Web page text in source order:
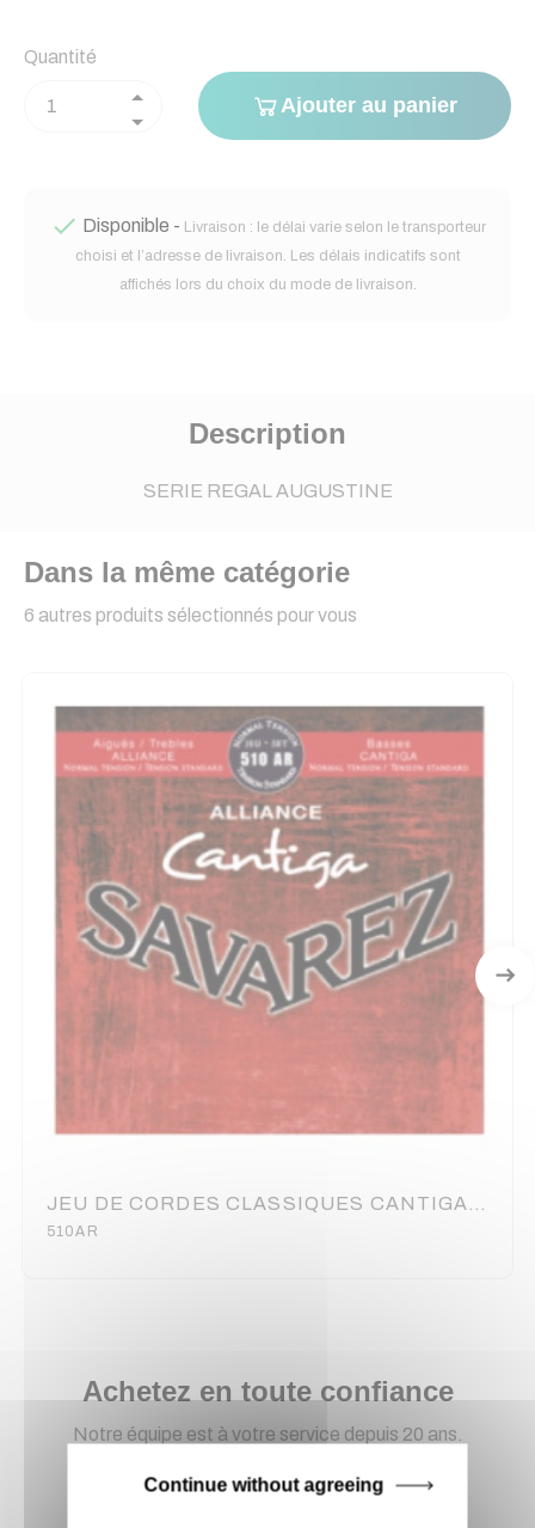
Quantité
Ajouter au panier
 Disponible - Livraison : le délai varie selon le transporteur
choisi et l’adresse de livraison. Les délais indicatifs sont
affichés lors du choix du mode de livraison.
Description
SERIE REGAL AUGUSTINE
Dans la même catégorie
6 autres produits sélectionnés pour vous
510AR
Achetez en toute confiance
Notre équipe est à votre service depuis 20 ans.
Continue without agreeing